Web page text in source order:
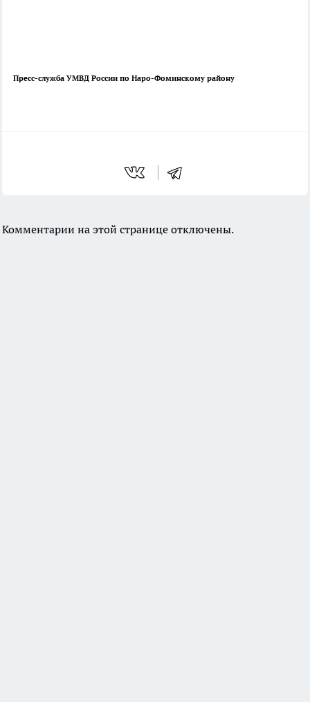
Пресс-служба УМВД России по Наро-Фоминскому району
Комментарии на этой странице отключены.